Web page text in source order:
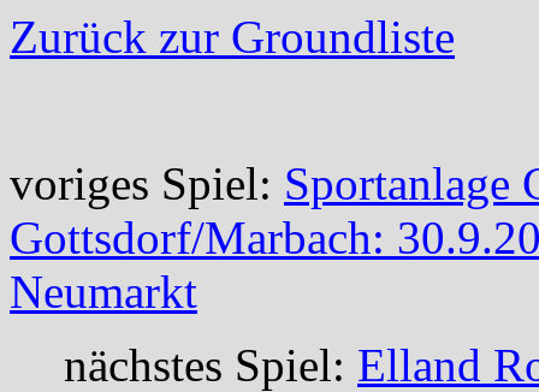
Zurück zur Groundliste
voriges Spiel: Sportanlage
Gottsdorf/Marbach:
Neumarkt
nächstes Spiel: Elland